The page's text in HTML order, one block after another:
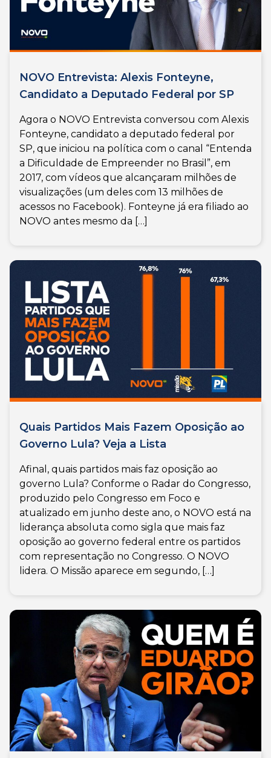
NOVO Entrevista: Alexis Fonteyne,
Candidato a Deputado Federal por SP
Agora o NOVO Entrevista conversou com Alexis
Fonteyne, candidato a deputado federal por
SP, que iniciou na política com o canal “Entenda
a Dificuldade de Empreender no Brasil”, em
2017, com vídeos que alcançaram milhões de
visualizações (um deles com 13 milhões de
acessos no Facebook). Fonteyne já era filiado ao
NOVO antes mesmo da […]
Quais Partidos Mais Fazem Oposição ao
Governo Lula? Veja a Lista
Afinal, quais partidos mais faz oposição ao
governo Lula? Conforme o Radar do Congresso,
produzido pelo Congresso em Foco e
atualizado em junho deste ano, o NOVO está na
liderança absoluta como sigla que mais faz
oposição ao governo federal entre os partidos
com representação no Congresso. O NOVO
lidera. O Missão aparece em segundo, […]